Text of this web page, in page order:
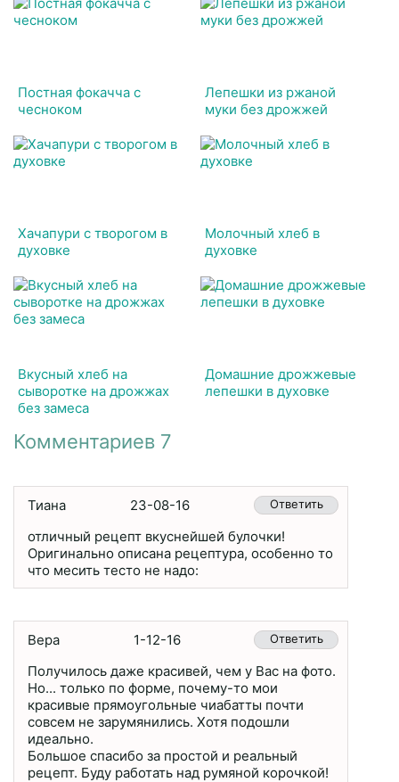
Постная фокачча с
чесноком
Лепешки из ржаной
муки без дрожжей
Хачапури с творогом в
духовке
Молочный хлеб в
духовке
Вкусный хлеб на
сыворотке на дрожжах
без замеса
Домашние дрожжевые
лепешки в духовке
Комментариев 7
Тиана 23-08-16 Ответить
отличный рецепт вкуснейшей булочки!
Оригинально описана рецептура, особенно то
что месить тесто не надо:
Вера 1-12-16 Ответить
Получилось даже красивей, чем у Вас на фото.
Но... только по форме, почему-то мои
красивые прямоугольные чиабатты почти
совсем не зарумянились. Хотя подошли
идеально.
Большое спасибо за простой и реальный
рецепт. Буду работать над румяной корочкой!